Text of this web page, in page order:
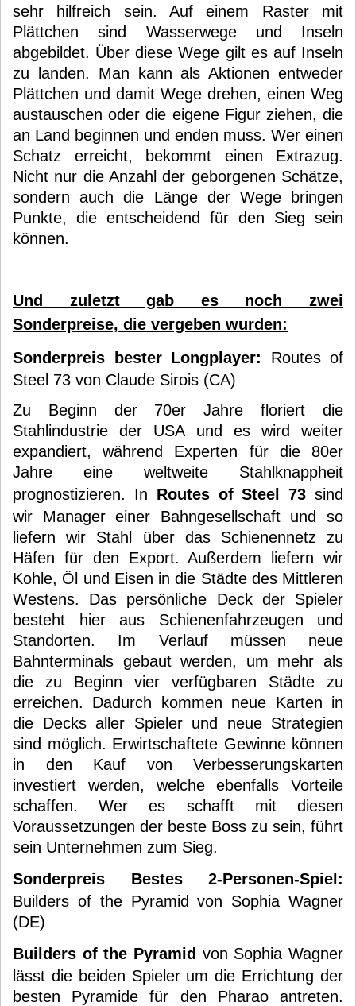
sehr hilfreich sein. Auf einem Raster mit
Plättchen sind Wasserwege und Inseln
abgebildet. Über diese Wege gilt es auf Inseln
zu landen. Man kann als Aktionen entweder
Plättchen und damit Wege drehen, einen Weg
austauschen oder die eigene Figur ziehen, die
an Land beginnen und enden muss. Wer einen
Schatz erreicht, bekommt einen Extrazug.
Nicht nur die Anzahl der geborgenen Schätze,
sondern auch die Länge der Wege bringen
Punkte, die entscheidend für den Sieg sein
können.
Und zuletzt gab es noch zwei
Sonderpreise, die vergeben wurden:
Sonderpreis bester Longplayer: Routes of
Steel 73 von Claude Sirois (CA)
Zu Beginn der 70er Jahre floriert die
Stahlindustrie der USA und es wird weiter
expandiert, während Experten für die 80er
Jahre eine weltweite Stahlknappheit
prognostizieren. In Routes of Steel 73sind
wir Manager einer Bahngesellschaft und so
liefern wir Stahl über das Schienennetz zu
Häfen für den Export. Außerdem liefern wir
Kohle, Öl und Eisen in die Städte des Mittleren
Westens. Das persönliche Deck der Spieler
besteht hier aus Schienenfahrzeugen und
Standorten. Im Verlauf müssen neue
Bahnterminals gebaut werden, um mehr als
die zu Beginn vier verfügbaren Städte zu
erreichen. Dadurch kommen neue Karten in
die Decks aller Spieler und neue Strategien
sind möglich. Erwirtschaftete Gewinne können
in den Kauf von Verbesserungskarten
investiert werden, welche ebenfalls Vorteile
schaffen. Wer es schafft mit diesen
Voraussetzungen der beste Boss zu sein, führt
sein Unternehmen zum Sieg.
Sonderpreis Bestes 2-Personen-Spiel:
Builders of the Pyramid von Sophia Wagner
(DE)
Builders of the Pyramid von Sophia Wagner
lässt die beiden Spieler um die Errichtung der
besten Pyramide für den Pharao antreten.